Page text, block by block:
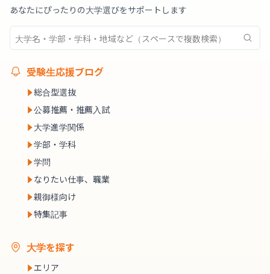
あなたにぴったりの大学選びをサポートします
受験生応援ブログ
総合型選抜
公募推薦・推薦入試
大学進学関係
学部・学科
学問
なりたい仕事、職業
親御様向け
特集記事
大学を探す
エリア